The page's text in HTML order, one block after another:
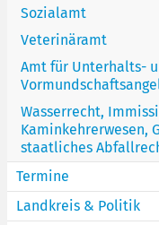
Sozialamt
Veterinäramt
Amt für Unterhalts-
Wasserrecht,
Kaminkehrerwesen,
staatliches
Termine
Landkreis & Politik